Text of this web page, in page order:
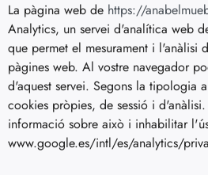
La pàgina web de https://
Analytics, un servei d'analítica web
que permet el mesurament i l'anàlisi
pàgines web. Al vostre navegador
d'aquest servei. Segons la tipologia
cookies pròpies, de sessió i
informació sobre això i inhabilitar
www.google.es/intl/es/analytics/